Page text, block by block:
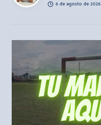
6 de agosto de 2026